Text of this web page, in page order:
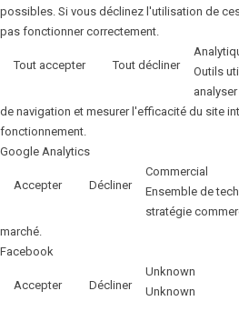
possibles. Si vous déclinez l'utilisation de
pas fonctionner correctement.
Tout accepter Tout décliner
Outils
de navigation et mesurer l'efficacité du site
fonctionnement.
Google Analytics
Accepter Décliner
Commercial
Ensemble de
stratégie
marché.
Facebook
Accepter Décliner
Unknown
Unknown